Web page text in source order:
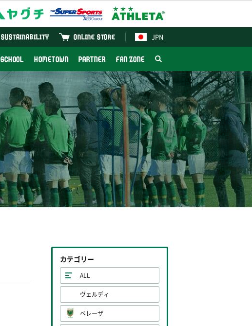
JPN
ONLINE STORE
SUSTAINABILITY
SCHOOL HOMETOWN PARTNER FAN ZONE
カテゴリー
ALL
ヴェルディ
ベレーザ